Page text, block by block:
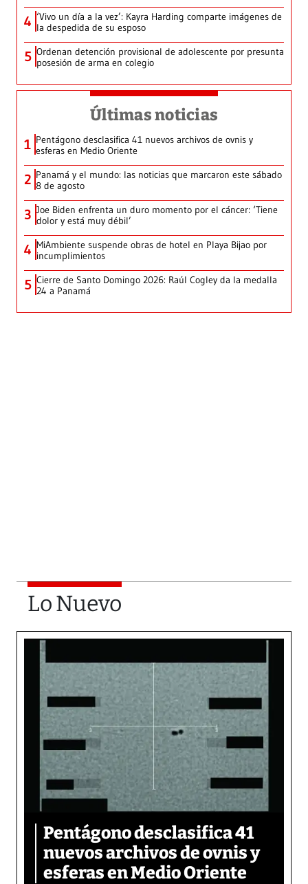
4 ‘Vivo un día a la vez’: Kayra Harding comparte imágenes de
la despedida de su esposo
5 Ordenan detención provisional de adolescente por presunta
posesión de arma en colegio
Últimas noticias
1 Pentágono desclasifica 41 nuevos archivos de ovnis y
esferas en Medio Oriente
2 Panamá y el mundo: las noticias que marcaron este sábado
8 de agosto
3 Joe Biden enfrenta un duro momento por el cáncer: ‘Tiene
dolor y está muy débil’
4 MiAmbiente suspende obras de hotel en Playa Bijao por
incumplimientos
5 Cierre de Santo Domingo 2026: Raúl Cogley da la medalla
24 a Panamá
Lo Nuevo
Pentágono desclasifica 41
nuevos archivos de ovnis y
esferas en Medio Oriente